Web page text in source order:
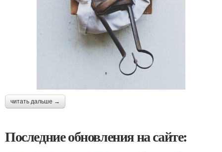
читать дальше →
Последние обновления на сайте: